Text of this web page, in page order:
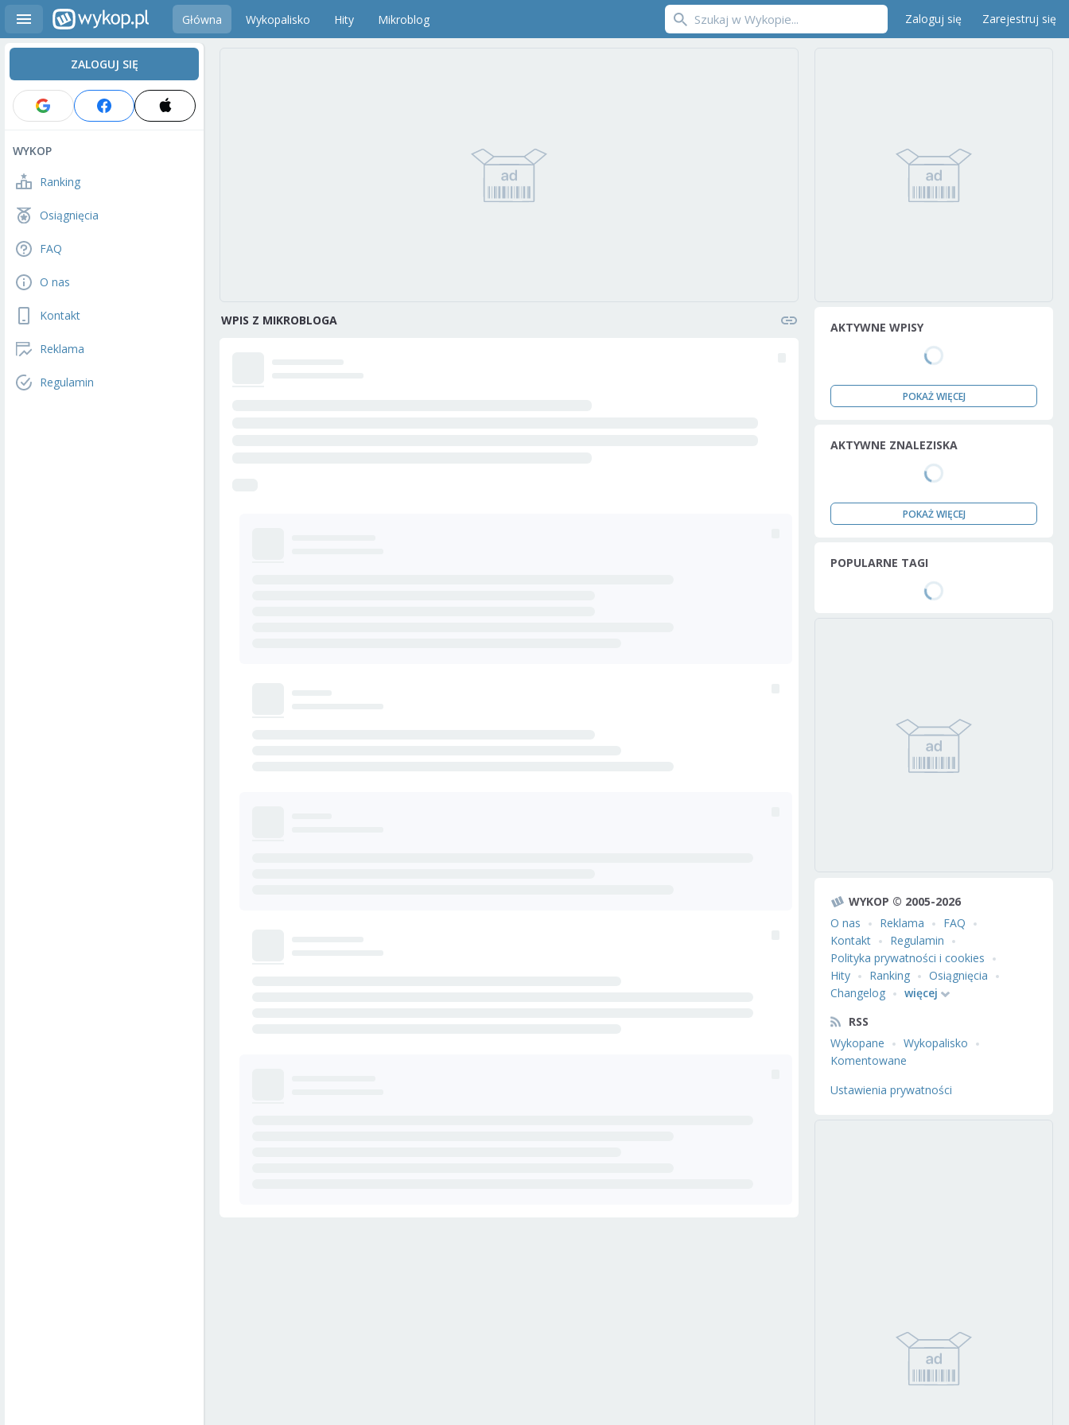
Główna Wykopalisko Hity Mikroblog Zaloguj się Zarejestruj się
ZALOGUJ SIĘ
WYKOP
Ranking
Osiągnięcia
FAQ
O nas
Kontakt
Reklama
Regulamin
WPIS Z MIKROBLOGA AKTYWNE WPISY
POKAŻ WIĘCEJ
AKTYWNE ZNALEZISKA
POKAŻ WIĘCEJ
POPULARNE TAGI
WYKOP © 2005-2026
O nas
Reklama
FAQ
Kontakt
Regulamin
Polityka prywatności i cookies
Hity
Ranking
Osiągnięcia
Changelog
więcej
RSS
Wykopane
Wykopalisko
Komentowane
Ustawienia prywatności